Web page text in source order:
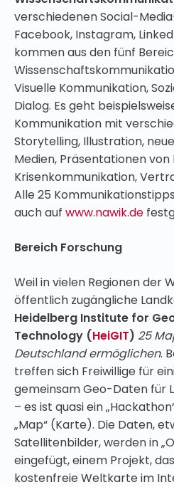
verschiedenen Social-
Facebook, Instagram,
kommen aus den fünf
Visuelle Kommunikation,
Dialog. Es geht
Kommunikation mit
Storytelling, Illustration,
Medien, Präsentationen
Krisenkommunikation,
Alle 25
auch auf www.nawik.de
Bereich Forschung
Weil in vielen Regionen der
öffentlich zugängliche
Heidelberg Institute for
Technology (HeiGIT) 25
Deutschland ermöglichen.
treffen sich Freiwillige für
gemeinsam Geo-Daten für
– es ist quasi ein
„Map“ (Karte). Die Daten,
Satellitenbilder, werden in
eingefügt, einem Projekt,
kostenfreie Weltkarte im